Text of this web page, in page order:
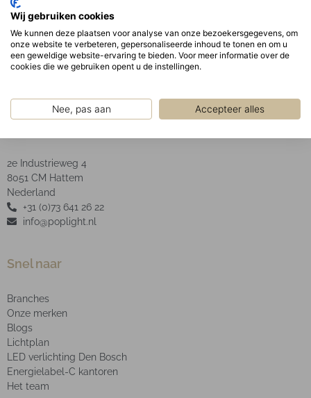
Wij gebruiken cookies
We kunnen deze plaatsen voor analyse van onze bezoekersgegevens, om
onze website te verbeteren, gepersonaliseerde inhoud te tonen en om u
een geweldige website-ervaring te bieden. Voor meer informatie over de
cookies die we gebruiken opent u de instellingen.
Nee, pas aan Accepteer alles
Geanodiseerde aluminium facet reflector inclusief
heldere glazen afscherming.
2e Industrieweg 4
8051 CM Hattem
Nederland
+31 (0)73 641 26 22
info@poplight.nl
Snel naar
Branches
Onze merken
Blogs
Lichtplan
LED verlichting Den Bosch
Energielabel-C kantoren
Het team